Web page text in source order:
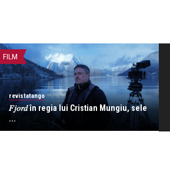
FILM
revistatango
𝐹𝑗𝑜𝑟𝑑 în regia lui Cristian Mungiu, sele
...